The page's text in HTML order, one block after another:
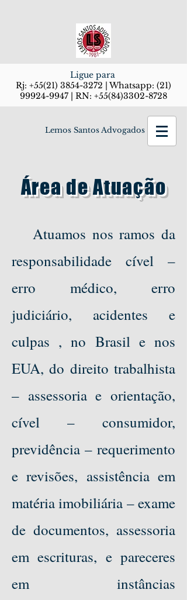
Ligue para
Rj: +55(21) 3854-3272 | Whatsapp: (21)
99924-9947 | RN: +55(84)3302-8728
Lemos Santos Advogados
Área de Atuação
Atuamos nos ramos da
responsabilidade cível –
erro médico, erro
judiciário, acidentes e
culpas , no Brasil e nos
EUA, do direito trabalhista
– assessoria e orientação,
cível – consumidor,
previdência – requerimento
e revisões, assistência em
matéria imobiliária – exame
de documentos, assessoria
em escrituras, e pareceres
em instâncias